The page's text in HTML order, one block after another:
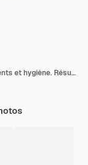
Beau sourire féminin. Blanchiment des dents et hygiène. Résultat après traitement en clinique dentaire professionnelle.